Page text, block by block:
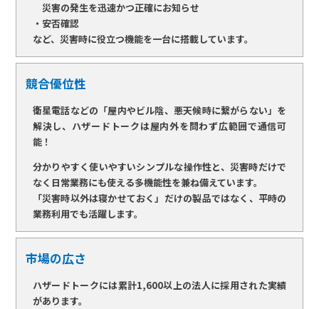
災害の発生を迅速かつ正確にお知らせ
・安否確認
など、災害時に役立つ機能を一台に搭載しています。
競合優位性
衛星電話などの「屋内やビル陰、悪天候時に繋がらない」を
解決し、ハザードトークは屋内外を問わず広範囲で通信可
能！
分かりやすく使いやすいシンプルな操作性と、災害時だけで
なく日常業務にも使える多機能性を兼ね備えています。
「災害時以外は寝かせておく」だけの製品ではなく、平時の
業務利用でも活躍します。
市場の広さ
ハザードトークには累計1,600以上の法人に採用された実績
があります。